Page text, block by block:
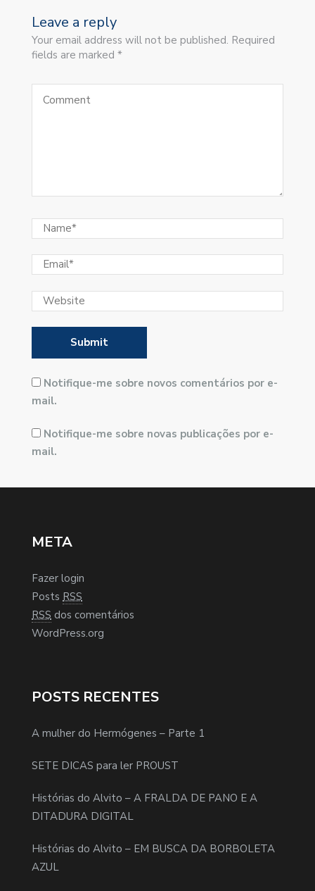
Leave a reply
Your email address will not be published. Required
fields are marked *
Notifique-me sobre novos comentários por e-
mail.
Notifique-me sobre novas publicações por e-
mail.
META
Fazer login
Posts RSS
RSS dos comentários
WordPress.org
POSTS RECENTES
A mulher do Hermógenes – Parte 1
SETE DICAS para ler PROUST
Histórias do Alvito – A FRALDA DE PANO E A
DITADURA DIGITAL
Histórias do Alvito – EM BUSCA DA BORBOLETA
AZUL